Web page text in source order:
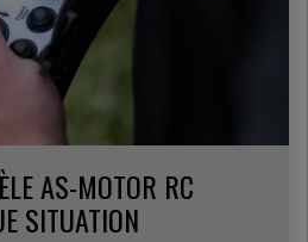
AS-MOTOR RC
SITUATION